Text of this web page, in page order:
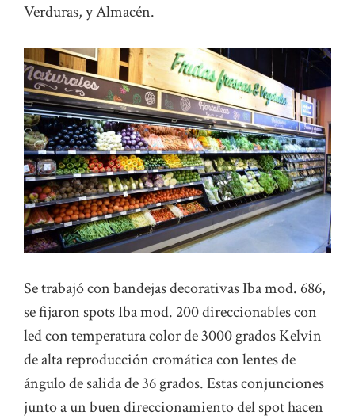
Verduras, y Almacén.
Se trabajó con bandejas decorativas Iba mod. 686,
se fijaron spots Iba mod. 200 direccionables con
led con temperatura color de 3000 grados Kelvin
de alta reproducción cromática con lentes de
ángulo de salida de 36 grados. Estas conjunciones
junto a un buen direccionamiento del spot hacen